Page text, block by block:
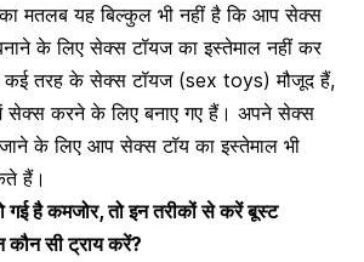
मतलब यह बिल्कुल भी नहीं है कि आप सेक्स
के लिएसेक्स टॉयज का इस्तेमाल नहीं कर
कई तरह केसेक्स टॉयज (sex toys) मौजूद हैं,
सेक्स करने के लिए बनाए गए हैं। अपने सेक्स
के लिए आप सेक्स टॉय का इस्तेमाल भी
हैं।
गई है कमजोर, तो इन तरीकों से करें बूस्ट
सी ट्राय करें?